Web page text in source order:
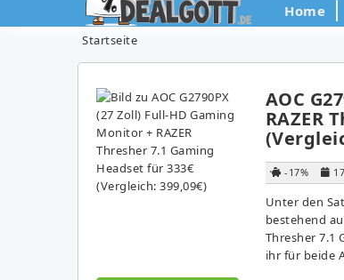
Home
Startseite
AOC
RAZER
-17%
Unter den
bestehend
Thresher 7.1
ihr für beide